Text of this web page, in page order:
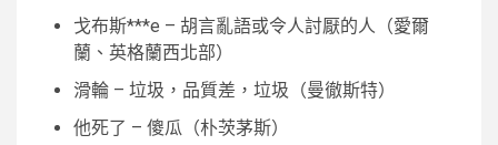
戈布斯***e – 胡言亂語或令人討厭的人（愛爾
蘭、英格蘭西北部）
滑輪 – 垃圾，品質差，垃圾（曼徹斯特）
他死了 – 傻瓜（朴茨茅斯）